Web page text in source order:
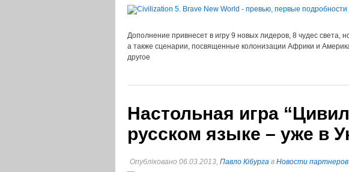
Дополнение привнесет в игру 9 новых лидеров, 8 чудес света,
а также сценарии, посвященные колонизации Африки и
другое
Настольная игра
русском языке – уже в
Опубліковано 06.03.2013, Павло Кібурга в Новости партнеров